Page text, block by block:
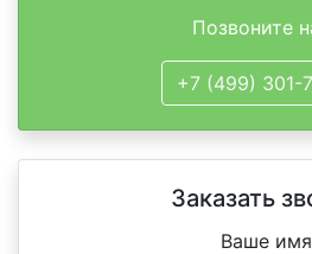
Позвоните
+7 (499) 301-
Заказать
Ваше имя